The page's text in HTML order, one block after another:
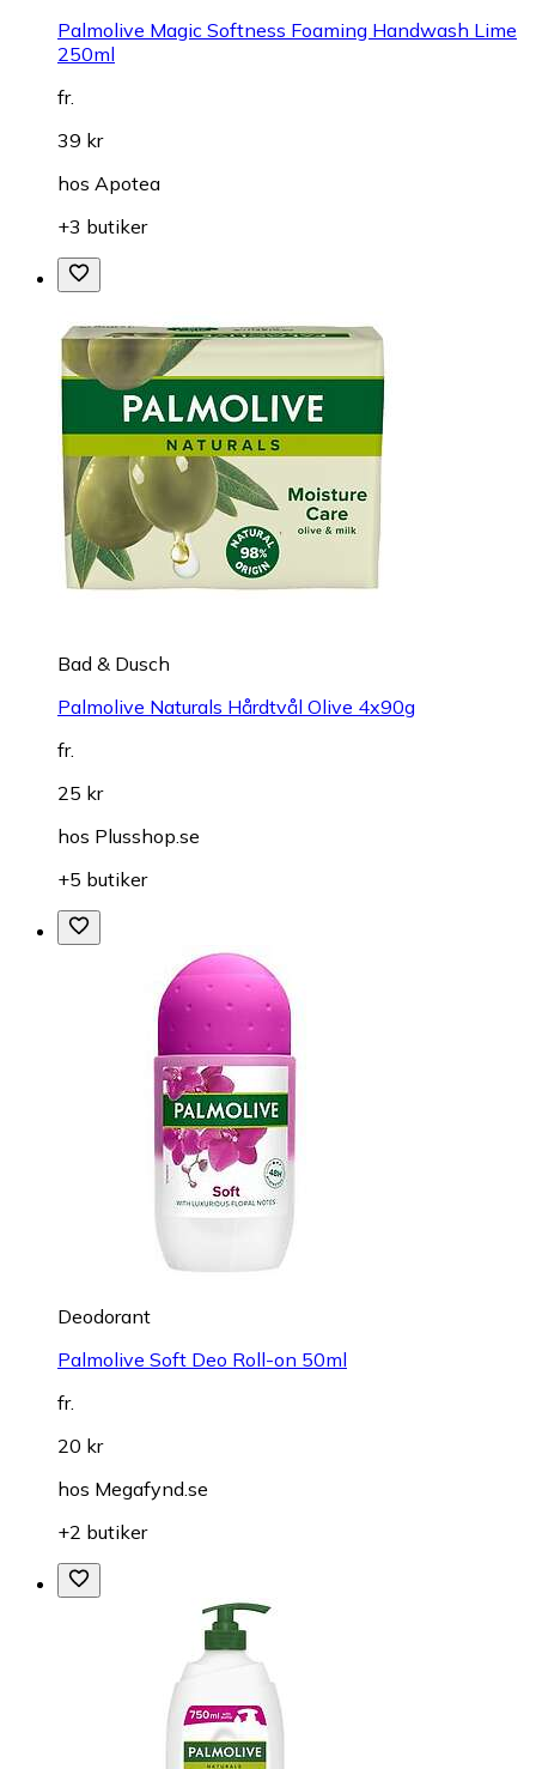
Palmolive Magic Softness Foaming Handwash Lime
250ml
fr.
39 kr
hos Apotea
+3 butiker
Bad & Dusch
Palmolive Naturals Hårdtvål Olive 4x90g
fr.
25 kr
hos Plusshop.se
+5 butiker
Deodorant
Palmolive Soft Deo Roll-on 50ml
fr.
20 kr
hos Megafynd.se
+2 butiker